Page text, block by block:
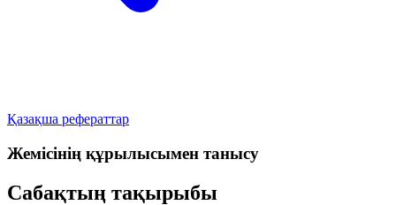
Қазақша рефераттар
Жемісінің құрылысымен танысу
Сабақтың тақырыбы